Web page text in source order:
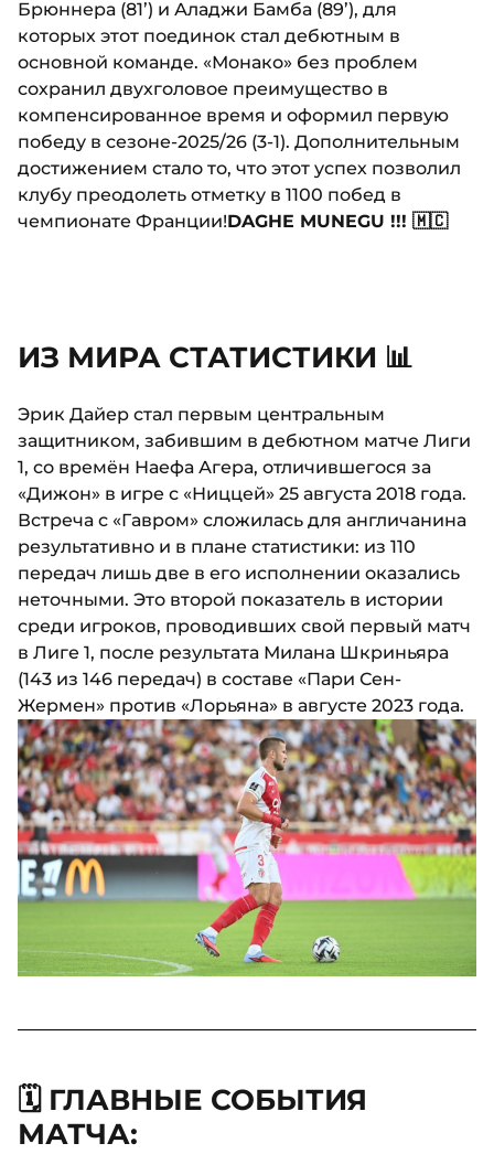
Брюннера (81’) и Аладжи Бамба (89’), для
которых этот поединок стал дебютным в
основной команде. «Монако» без проблем
сохранил двухголовое преимущество в
компенсированное время и оформил первую
победу в сезоне-2025/26 (3-1). Дополнительным
достижением стало то, что этот успех позволил
клубу преодолеть отметку в 1100 побед в
чемпионате Франции!DAGHE MUNEGU !!! 🇲🇨
ИЗ МИРА СТАТИСТИКИ 📊
Эрик Дайер стал первым центральным
защитником, забившим в дебютном матче Лиги
1, со времён Наефа Агера, отличившегося за
«Дижон» в игре с «Ниццей» 25 августа 2018 года.
Встреча с «Гавром» сложилась для англичанина
результативно и в плане статистики: из 110
передач лишь две в его исполнении оказались
неточными. Это второй показатель в истории
среди игроков, проводивших свой первый матч
в Лиге 1, после результата Милана Шкриньяра
(143 из 146 передач) в составе «Пари Сен-
Жермен» против «Лорьяна» в августе 2023 года.
🗓️ ГЛАВНЫЕ СОБЫТИЯ
МАТЧА: